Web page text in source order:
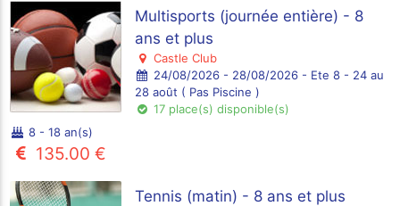
Multisports (journée entière) - 8
ans et plus
Castle Club
24/08/2026 - 28/08/2026 - Ete 8 - 24 au
28 août ( Pas Piscine )
17 place(s) disponible(s)
8 - 18 an(s)
135.00 €
Tennis (matin) - 8 ans et plus